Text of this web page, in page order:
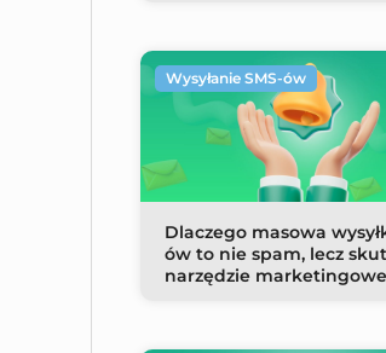
Dlaczego masowa
ów to nie spam, lecz
narzędzie
Wysyłanie SMS-ów